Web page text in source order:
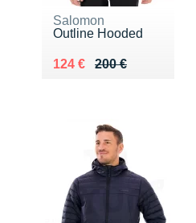
Salomon
Outline Hooded
200 €
Au lieu de 200 €
124 €
Vendu 124 €